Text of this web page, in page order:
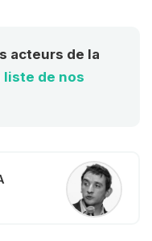
acteurs de la
liste de nos